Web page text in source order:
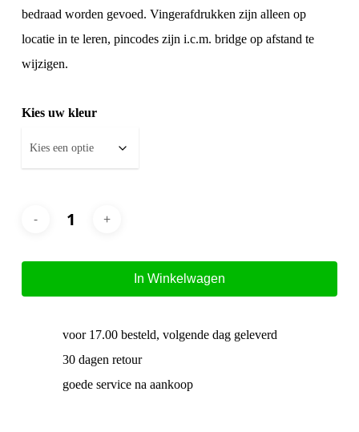
bedraad worden gevoed. Vingerafdrukken zijn alleen op
locatie in te leren, pincodes zijn i.c.m. bridge op afstand te
wijzigen.
Kies uw kleur
In Winkelwagen
voor 17.00 besteld, volgende dag geleverd
30 dagen retour
goede service na aankoop